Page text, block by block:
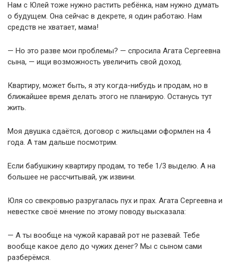
Нам с Юлей тоже нужно растить ребёнка, нам нужно думать
о будущем. Она сейчас в декрете, я один работаю. Нам
средств не хватает, мама!
— Но это разве мои проблемы? — спросила Агата Сергеевна
сына, — ищи возможность увеличить свой доход.
Квартиру, может быть, я эту когда-нибудь и продам, но в
ближайшее время делать этого не планирую. Останусь тут
жить.
Моя двушка сдаётся, договор с жильцами оформлен на 4
года. А там дальше посмотрим.
Если бабушкину квартиру продам, то тебе 1/3 выделю. А на
большее не рассчитывай, уж извини.
Юля со свекровью разругалась пух и прах. Агата Сергеевна и
невестке своё мнение по этому поводу высказала:
— А ты вообще на чужой каравай рот не разевай. Тебе
вообще какое дело до чужих денег? Мы с сыном сами
разберёмся.